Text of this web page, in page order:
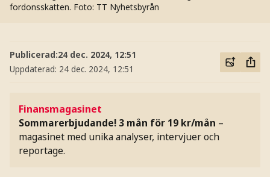
fordonsskatten. Foto: TT Nyhetsbyrån
Publicerad:24 dec. 2024, 12:51
Uppdaterad: 24 dec. 2024, 12:51
Finansmagasinet
Sommarerbjudande! 3 mån för 19 kr/mån –
magasinet med unika analyser, intervjuer och
reportage.